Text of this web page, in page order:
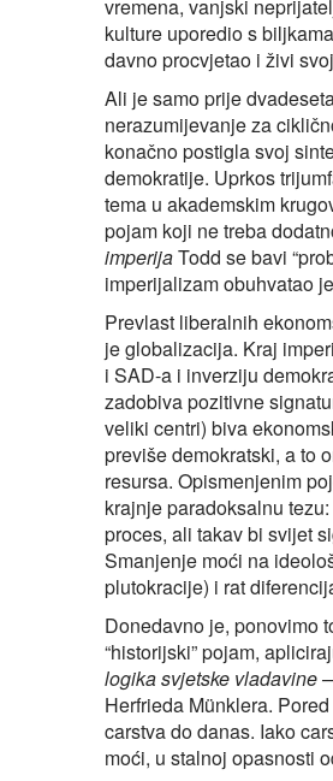
vremena, vanjski
kulture uporedio s
davno procvjetao i živi
Ali je samo prije
nerazumijevanje za
konačno postigla svoj
demokratije. Uprkos
tema u akademskim
pojam koji ne treba
imperijaTodd se bavi
imperijalizam obuhvatao
Prevlast liberalnih
je globalizacija. Kraj
i SAD-a i inverziju
zadobiva pozitivne
veliki centri) biva
previše demokratski, a to
resursa. Opismenjenim
krajnje paradoksalnu
proces, ali takav bi svijet
Smanjenje moći na
plutokracije) i rat
Donedavno je, ponovimo
“historijski” pojam,
logika svjetske vladavine
Herfrieda Münklera.
carstva do danas. Iako
moći, u stalnoj opasnosti